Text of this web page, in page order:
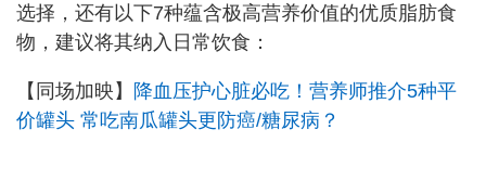
选择，还有以下7种蕴含极高营养价值的优质脂肪食
物，建议将其纳入日常饮食：
【同场加映】 降血压护心脏必吃！营养师推介5种平
价罐头 常吃南瓜罐头更防癌/糖尿病？